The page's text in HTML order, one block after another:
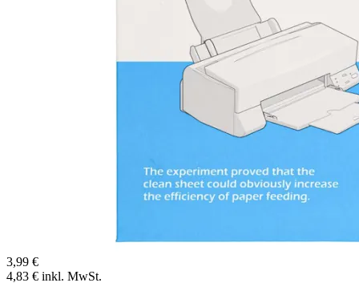
3,99 €
4,83 € inkl. MwSt.